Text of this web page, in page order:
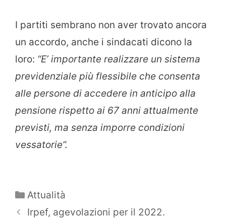
I partiti sembrano non aver trovato ancora
un accordo, anche i sindacati dicono la
loro: “E’ importante realizzare un sistema
previdenziale più flessibile che consenta
alle persone di accedere in anticipo alla
pensione rispetto ai 67 anni attualmente
previsti, ma senza imporre condizioni
vessatorie”.
Categorie
Attualità
Irpef, agevolazioni per il 2022.